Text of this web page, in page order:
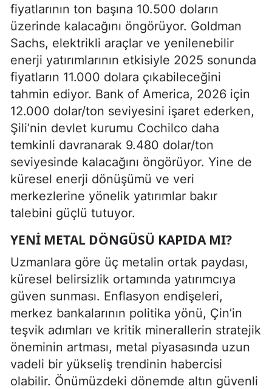
fiyatlarının ton başına 10.500 doların
üzerinde kalacağını öngörüyor. Goldman
Sachs, elektrikli araçlar ve yenilenebilir
enerji yatırımlarının etkisiyle 2025 sonunda
fiyatların 11.000 dolara çıkabileceğini
tahmin ediyor. Bank of America, 2026 için
12.000 dolar/ton seviyesini işaret ederken,
Şili’nin devlet kurumu Cochilco daha
temkinli davranarak 9.480 dolar/ton
seviyesinde kalacağını öngörüyor. Yine de
küresel enerji dönüşümü ve veri
merkezlerine yönelik yatırımlar bakır
talebini güçlü tutuyor.
YENI METAL DÖNGÜSÜ KAPIDA MI?
Uzmanlara göre üç metalin ortak paydası,
küresel belirsizlik ortamında yatırımcıya
güven sunması. Enflasyon endişeleri,
merkez bankalarının politika yönü, Çin’in
teşvik adımları ve kritik minerallerin stratejik
öneminin artması, metal piyasasında uzun
vadeli bir yükseliş trendinin habercisi
olabilir. Önümüzdeki dönemde altın güvenli